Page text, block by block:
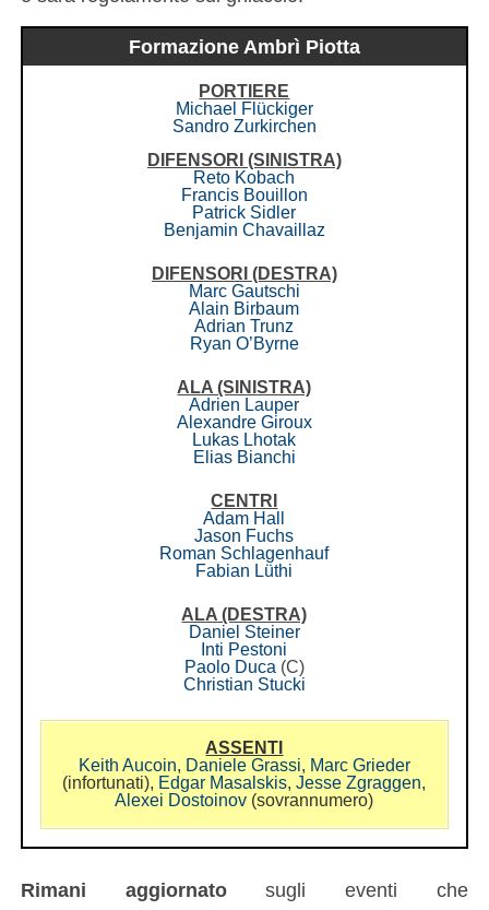
Formazione Ambrì Piotta
PORTIERE
Michael Flückiger
Sandro Zurkirchen
DIFENSORI (SINISTRA)
Reto Kobach
Francis Bouillon
Patrick Sidler
Benjamin Chavaillaz
DIFENSORI (DESTRA)
Marc Gautschi
Alain Birbaum
Adrian Trunz
Ryan O’Byrne
ALA (SINISTRA)
Adrien Lauper
Alexandre Giroux
Lukas Lhotak
Elias Bianchi
CENTRI
Adam Hall
Jason Fuchs
Roman Schlagenhauf
Fabian Lüthi
ALA (DESTRA)
Daniel Steiner
Inti Pestoni
Paolo Duca (C)
Christian Stucki
ASSENTI
Keith Aucoin, Daniele Grassi, Marc Grieder
(infortunati), Edgar Masalskis,Jesse Zgraggen,
Alexei Dostoinov (sovrannumero)
Rimani aggiornatosugli eventi che